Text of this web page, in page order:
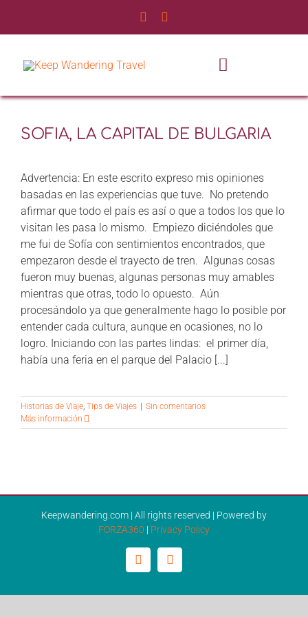
Toggle
SERVICIOS
EXPERIENCIAS
BLOG DE VIAJES
CONTÁCTANOS
SOFIA, LA CAPITAL DE BULGARIA
Advertencia: En este escrito expreso mis opiniones
basadas en las experiencias que tuve. No pretendo
afirmar que todo el país es así o que a todos los que lo
visitan les pasa lo mismo. Empiezo diciéndoles que
me fui de Sofía con sentimientos encontrados, que
empezaron desde el trayecto de tren. Algunas cosas
fueron muy buenas, algunas personas muy amables
mientras que otras, todo lo opuesto. Aún
procesándolo ya que generalmente hago lo posible por
entender cada cultura, aunque en ocasiones, no lo
logro. Iniciando con las partes lindas: el primer día,
había una feria en el parque del Palacio [...]
Historias de Viaje, Tips de Viajes
Sin comentarios
Más información
Keepwandering.com | All rights reserved | Powered by
FORZA360 | Privacy Policy
FacebookInstagram